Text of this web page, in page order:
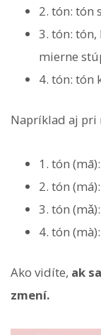
2. tón: tón
3. tón: tón,
mierne
4. tón: tón
Napríklad aj pri
1. tón
2. tón
3. tón
4. tón
Ako vidíte, ak
zmení.